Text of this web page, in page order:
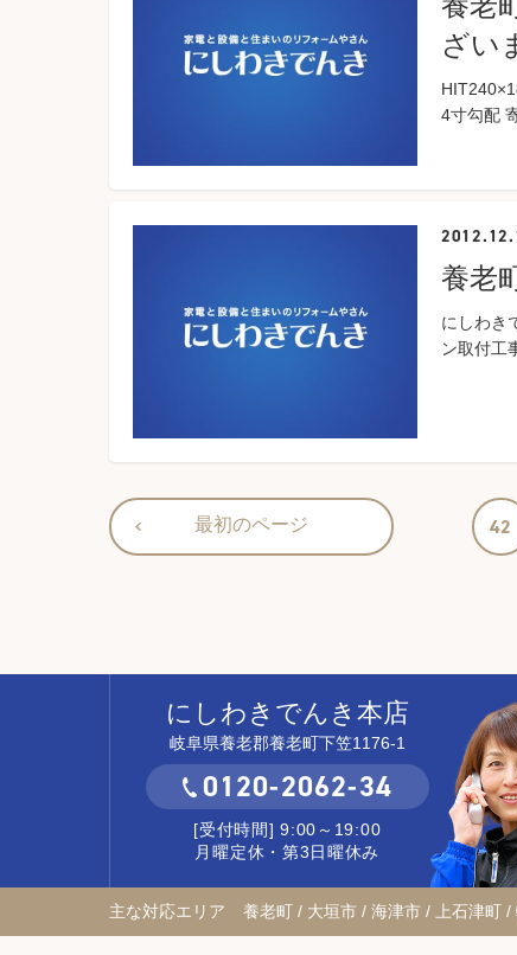
ざい
4寸勾配
養老
にしわき
ン取付工
42
最初のページ
にしわきでんき本店
岐阜県養老郡養老町下笠1176-1
0120-2062-34
[受付時間] 9:00～19:00
月曜定休・第3日曜休み
主な対応エリア 養老町 / 大垣市 / 海津市 / 上石津町 /